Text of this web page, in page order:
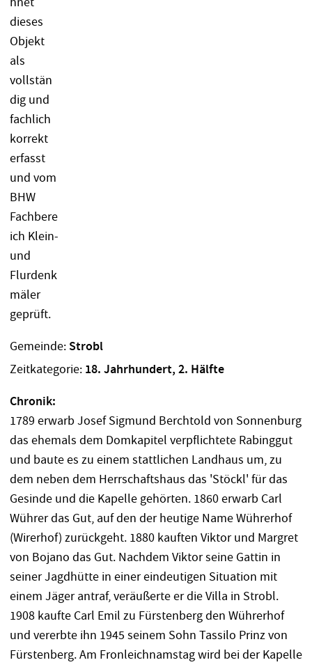
Gemeinde: Strobl
Zeitkategorie: 18. Jahrhundert, 2. Hälfte
Chronik:
1789 erwarb Josef Sigmund Berchtold von Sonnenburg
das ehemals dem Domkapitel verpflichtete Rabinggut
und baute es zu einem stattlichen Landhaus um, zu
dem neben dem Herrschaftshaus das 'Stöckl' für das
Gesinde und die Kapelle gehörten. 1860 erwarb Carl
Wührer das Gut, auf den der heutige Name Wührerhof
(Wirerhof) zurückgeht. 1880 kauften Viktor und Margret
von Bojano das Gut. Nachdem Viktor seine Gattin in
seiner Jagdhütte in einer eindeutigen Situation mit
einem Jäger antraf, veräußerte er die Villa in Strobl.
1908 kaufte Carl Emil zu Fürstenberg den Wührerhof
und vererbte ihn 1945 seinem Sohn Tassilo Prinz von
Fürstenberg. Am Fronleichnamstag wird bei der Kapelle